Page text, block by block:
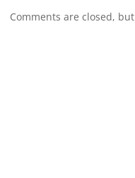
Comments are closed, but